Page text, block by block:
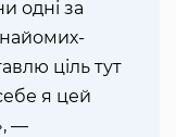
одні за
ціль тут
я цей
—